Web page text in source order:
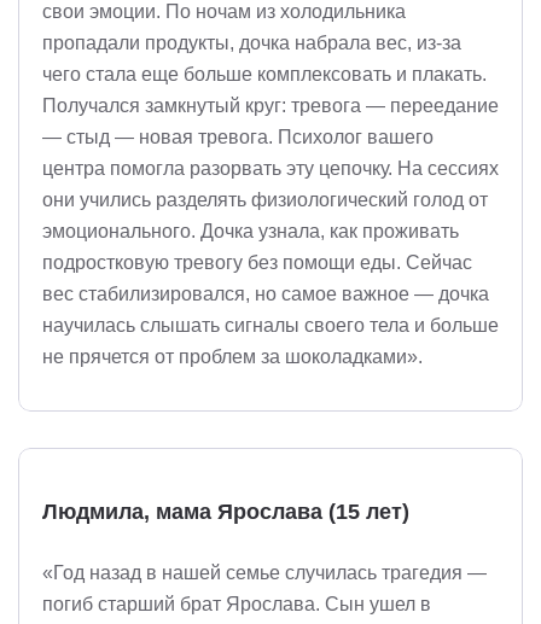
свои эмоции. По ночам из холодильника
пропадали продукты, дочка набрала вес, из-за
чего стала еще больше комплексовать и плакать.
Получался замкнутый круг: тревога — переедание
— стыд — новая тревога. Психолог вашего
центра помогла разорвать эту цепочку. На сессиях
они учились разделять физиологический голод от
эмоционального. Дочка узнала, как проживать
подростковую тревогу без помощи еды. Сейчас
вес стабилизировался, но самое важное — дочка
научилась слышать сигналы своего тела и больше
не прячется от проблем за шоколадками».
Людмила, мама Ярослава (15 лет)
«Год назад в нашей семье случилась трагедия —
погиб старший брат Ярослава. Сын ушел в